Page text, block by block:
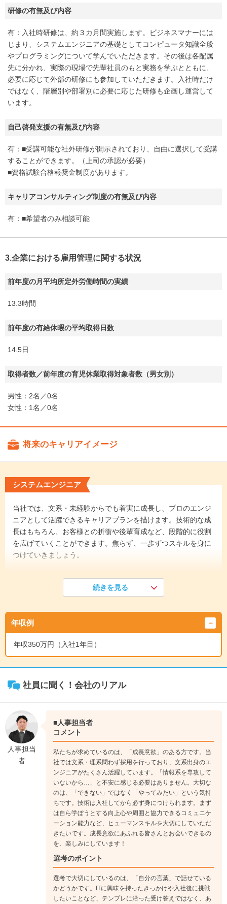
研修の有無及び内容
有：入社時研修は、約３カ月間実施します。ビジネスマナーには
じまり、システムエンジニアの基礎としてコンピュータ知識全般
やプログラミングについて学んでいただきます。その後は各配属
先に分かれ、実際の現場で先輩社員のもと実務を学ぶとともに、
必要に応じて外部の研修にも参加していただきます。入社時だけ
ではなく、階層別や部署別に必要に応じた研修も企画し運営して
います。
自己啓発支援の有無及び内容
有：■受講可能な社外研修が開示されており、自由に選択して受講
することができます。（上司の承認が必要）
■資格試験合格報奨金制度があります。
キャリアコンサルティング制度の有無及び内容
有：■希望者のみ相談可能
3.企業における雇用管理に関する状況
前年度の月平均所定外労働時間の実績
13.3時間
前年度の有給休暇の平均取得日数
14.5日
取得者数／前年度の育児休業取得対象者数（男女別）
男性：2名／0名
女性：1名／0名
将来のキャリアイメージ
システムエンジニア
当社では、文系・未経験からでも着実に成長し、プロのエンジ
ニアとして活躍できるキャリアプランを描けます。技術的な成
長はもちろん、お客様との折衝や後輩育成など、段階的に役割
を広げていくことができます。焦らず、一歩ずつスキルを身に
つけていきましょう。
まずは約半年間の研修で、ITの基礎知識やプログラミングスキ
もとで実務を経験。プログラミングやテストといった業務から
スタートします。
《入社4年目》
工程にも携わり、エンジニアとしての視野を広げていく時期で
《入社10年目》
チームをまとめるプロジェクトリーダーとして、お客様との折
衝やプロジェクト全体の管理を担います。これまでに培った技
術力と経験を活かし、プロジェクトを成功に導く中心的な存在
として活躍します。
続きを見る
年収例
年収350万円（入社1年目）
社員に聞く！会社のリアル
人事担当
者
■人事担当者
コメント
私たちが求めているのは、「成長意欲」のある方です。当
社では文系・理系問わず採用を行っており、文系出身のエ
ンジニアがたくさん活躍しています。「情報系を専攻して
いないから…」と不安に感じる必要はありません。大切な
のは、「できない」ではなく「やってみたい」という気持
ちです。技術は入社してから必ず身につけられます。まず
は自ら学ぼうとする向上心や周囲と協力できるコミュニケ
ーション能力など、ヒューマンスキルを大切にしていただ
きたいです。成長意欲にあふれる皆さんとお会いできるの
を、楽しみにしています！
選考のポイント
選考で大切にしているのは、「自分の言葉」で話せている
かどうかです。ITに興味を持ったきっかけや入社後に挑戦
したいことなど、テンプレに沿った受け答えではなく、あ